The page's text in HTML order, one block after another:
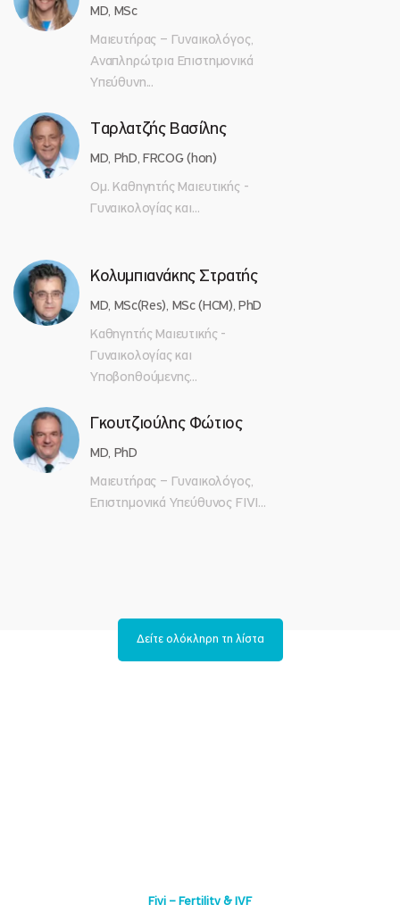
MD, MSc
Μαιευτήρας – Γυναικολόγος,
Αναπληρώτρια Επιστημονικά
Υπεύθυνη...
Ταρλατζής Βασίλης
MD, PhD, FRCOG (hon)
Ομ. Καθηγητής Μαιευτικής -
Γυναικολογίας και...
Κολυμπιανάκης Στρατής
MD, MSc(Res), MSc (HCM), PhD
Καθηγητής Μαιευτικής -
Γυναικολογίας και
Υποβοηθούμενης...
Γκουτζιούλης Φώτιος
MD, PhD
Μαιευτήρας – Γυναικολόγος,
Επιστημονικά Υπεύθυνος FIVI...
Δείτε ολόκληρη τη λίστα
Fivi – Fertility & IVF